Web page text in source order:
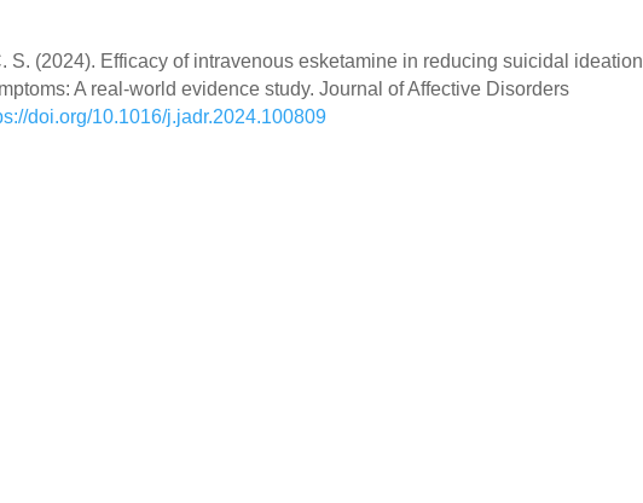
S. (2024). Efficacy of intravenous esketamine in reducing suicidal ideation
A real-world evidence study. Journal of Affective Disorders
doi.org/10.1016/j.jadr.2024.100809